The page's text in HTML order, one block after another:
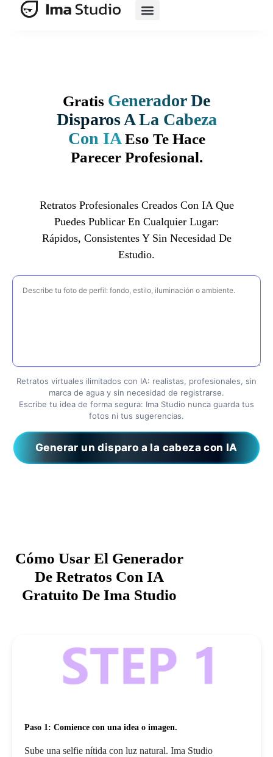
Gratis Generador De
Disparos A La Cabeza
Con IAEso Te Hace
Parecer Profesional.
Retratos Profesionales Creados Con IA Que
Puedes Publicar En Cualquier Lugar:
Rápidos, Consistentes Y Sin Necesidad De
Estudio.
Retratos virtuales ilimitados con IA: realistas, profesionales, sin
marca de agua y sin necesidad de registrarse.
Escribe tu idea de forma segura: Ima Studio nunca guarda tus
fotos ni tus sugerencias.
Generar un disparo a la cabeza con IA
Cómo Usar El Generador
De Retratos Con IA
Gratuito De Ima Studio
Paso 1: Comience con una idea o imagen.
Sube una selfie nítida con luz natural. Ima Studio